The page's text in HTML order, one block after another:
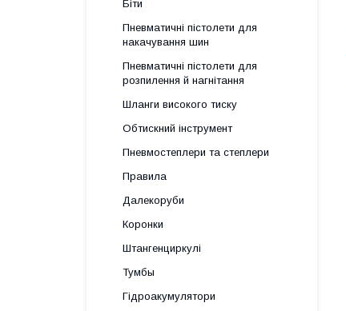
Біти
Пневматичні пістолети для
накачування шин
Пневматичні пістолети для
розпилення й нагнітання
Шланги високого тиску
Обтискний інструмент
Пневмостеплери та степлери
Правила
Далекоруби
Коронки
Штангенциркулі
Тумбы
Гідроакумулятори